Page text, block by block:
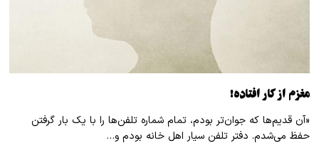
مغزم از کار افتاده!
«آن قدیم‌ها که جوان‌تر بودم، تمام شماره تلفن‌ها را با یک بار گرفتن
حفظ می‌شدم. دفتر تلفن سیار اهل خانه بودم و…